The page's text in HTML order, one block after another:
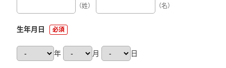
（姓） （名）
生年月日 必須
年 月 日